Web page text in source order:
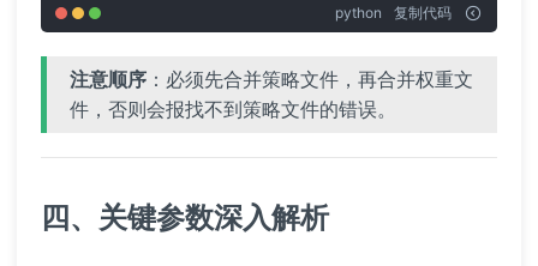
python 复制代码
注意顺序：必须先合并策略文件，再合并权重文
件，否则会报找不到策略文件的错误。
四、关键参数深入解析